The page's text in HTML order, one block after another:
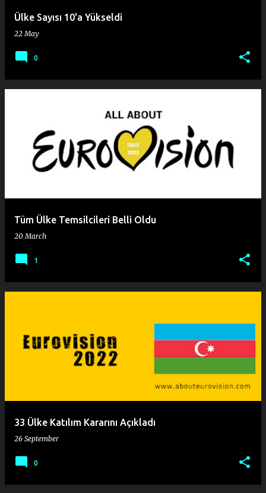
Ülke Sayısı 10'a Yükseldi
22 May
0
Tüm Ülke Temsilcileri Belli Oldu
20 March
1
33 Ülke Katılım Kararını Açıkladı
26 September
0